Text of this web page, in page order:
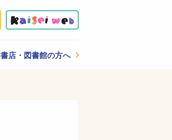
書店・図書館の方へ